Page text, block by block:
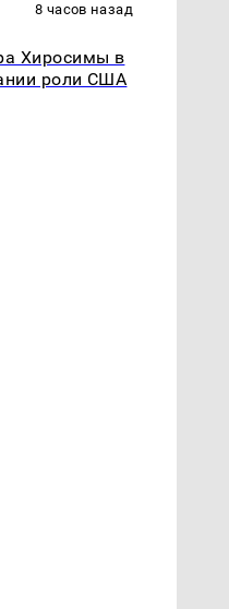
8 часов назад
Хиросимы в
роли США